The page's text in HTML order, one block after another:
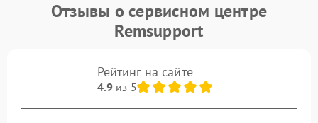
Отзывы о сервисном центре
Remsupport
Рейтинг на сайте
4.9из 5